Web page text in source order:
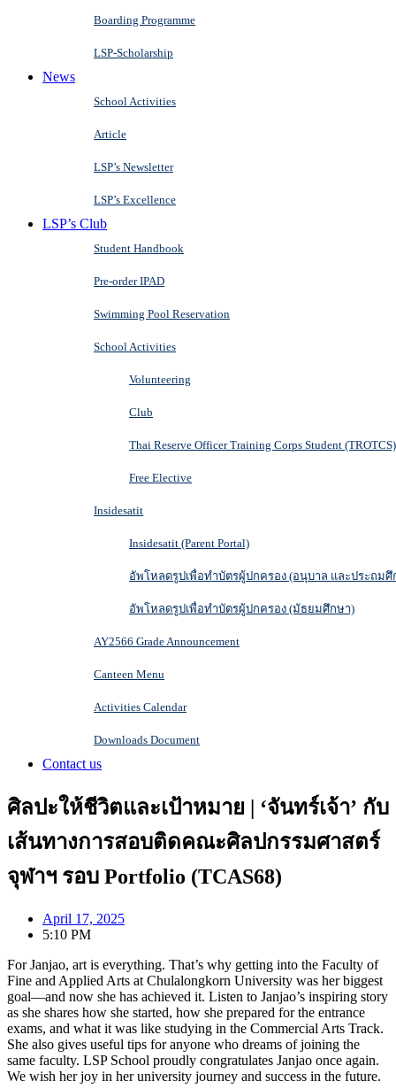
Boarding Programme
LSP-Scholarship
News
School Activities
Article
LSP’s Newsletter
LSP’s Excellence
LSP’s Club
Student Handbook
Pre-order IPAD
Swimming Pool Reservation
School Activities
Volunteering
Club
Thai Reserve Officer Training Corps Student (TROTCS)
Free Elective
Insidesatit
Insidesatit (Parent Portal)
อัพโหลดรูปเพื่อทำบัตรผู้ปกครอง (อนุบาล และประถมศึ
อัพโหลดรูปเพื่อทำบัตรผู้ปกครอง (มัธยมศึกษา)
AY2566 Grade Announcement
Canteen Menu
Activities Calendar
Downloads Document
Contact us
ศิลปะให้ชีวิตและเป้าหมาย | ‘จันทร์เจ้า’ กับ
เส้นทางการสอบติดคณะศิลปกรรมศาสตร์
จุฬาฯ รอบ Portfolio (TCAS68)
April 17, 2025
5:10 PM
For Janjao, art is everything. That’s why getting into the Faculty of
Fine and Applied Arts at Chulalongkorn University was her biggest
goal—and now she has achieved it. Listen to Janjao’s inspiring story
as she shares how she started, how she prepared for the entrance
exams, and what it was like studying in the Commercial Arts Track.
She also gives useful tips for anyone who dreams of joining the
same faculty. LSP School proudly congratulates Janjao once again.
We wish her joy in her university journey and success in the future.